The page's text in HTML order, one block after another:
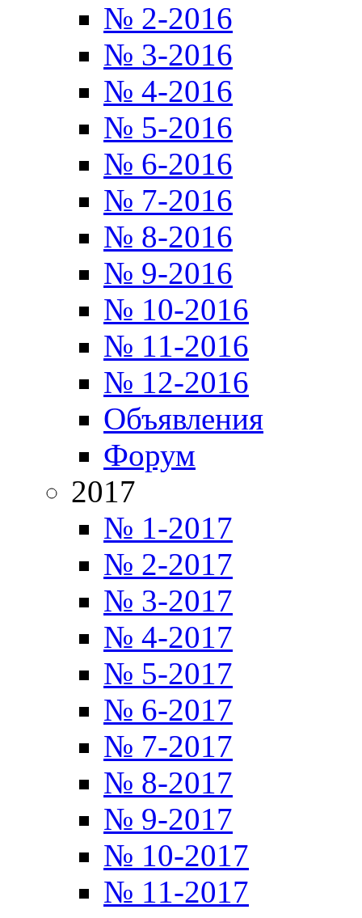
№ 2-2016
№ 3-2016
№ 4-2016
№ 5-2016
№ 6-2016
№ 7-2016
№ 8-2016
№ 9-2016
№ 10-2016
№ 11-2016
№ 12-2016
Объявления
Форум
2017
№ 1-2017
№ 2-2017
№ 3-2017
№ 4-2017
№ 5-2017
№ 6-2017
№ 7-2017
№ 8-2017
№ 9-2017
№ 10-2017
№ 11-2017